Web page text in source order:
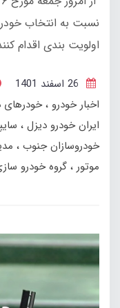
نسبت به انتخاب
اولویت بندی اقدام
اخبار خودرو
خودرهای
ایران خودرو دیزل
خودروسازان جنوب
موتور گروه خودرو